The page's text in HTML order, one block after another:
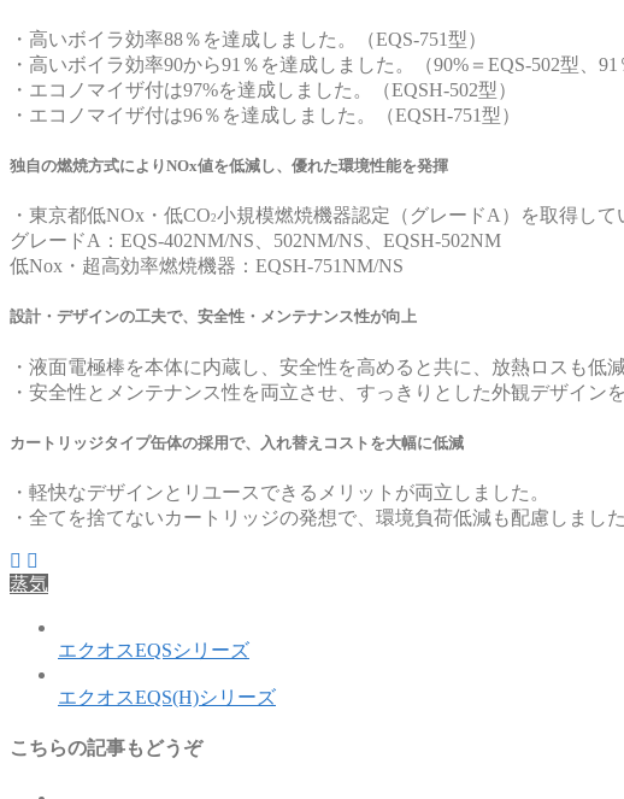
・高いボイラ効率88％を達成しました。（EQS-751型）
・高いボイラ効率90から91％を達成しました。（90%＝EQS-502型、91
・エコノマイザ付は97%を達成しました。（EQSH-502型）
・エコノマイザ付は96％を達成しました。（EQSH-751型）
独自の燃焼方式によりNOx値を低減し、優れた環境性能を発揮
・東京都低NOx・低CO2小規模燃焼機器認定（グレードA）を取得して
グレードA：EQS-402NM/NS、502NM/NS、EQSH-502NM
低Nox・超高効率燃焼機器：EQSH-751NM/NS
設計・デザインの工夫で、安全性・メンテナンス性が向上
・液面電極棒を本体に内蔵し、安全性を高めると共に、放熱ロスも低
・安全性とメンテナンス性を両立させ、すっきりとした外観デザイン
カートリッジタイプ缶体の採用で、入れ替えコストを大幅に低減
・軽快なデザインとリユースできるメリットが両立しました。
・全てを捨てないカートリッジの発想で、環境負荷低減も配慮しました
蒸気
エクオスEQSシリーズ
エクオスEQS(H)シリーズ
こちらの記事もどうぞ